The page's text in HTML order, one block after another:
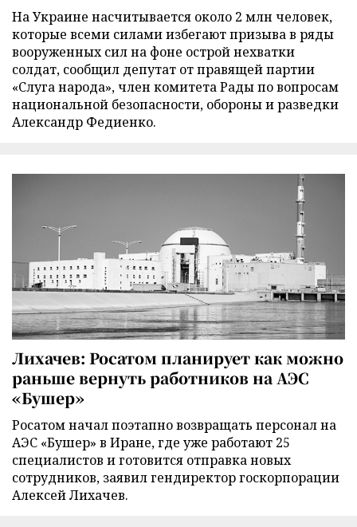
На Украине насчитывается около 2 млн человек,
которые всеми силами избегают призыва в ряды
вооруженных сил на фоне острой нехватки
солдат, сообщил депутат от правящей партии
«Слуга народа», член комитета Рады по вопросам
национальной безопасности, обороны и разведки
Александр Федиенко.
Лихачев: Росатом планирует как можно
раньше вернуть работников на АЭС
«Бушер»
Росатом начал поэтапно возвращать персонал на
АЭС «Бушер» в Иране, где уже работают 25
специалистов и готовится отправка новых
сотрудников, заявил гендиректор госкорпорации
Алексей Лихачев.